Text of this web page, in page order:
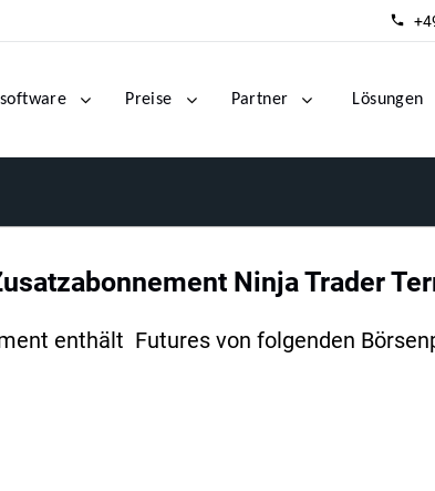
Preise Partner Lösungen
Ninja Trader
enthält Futures von folgenden